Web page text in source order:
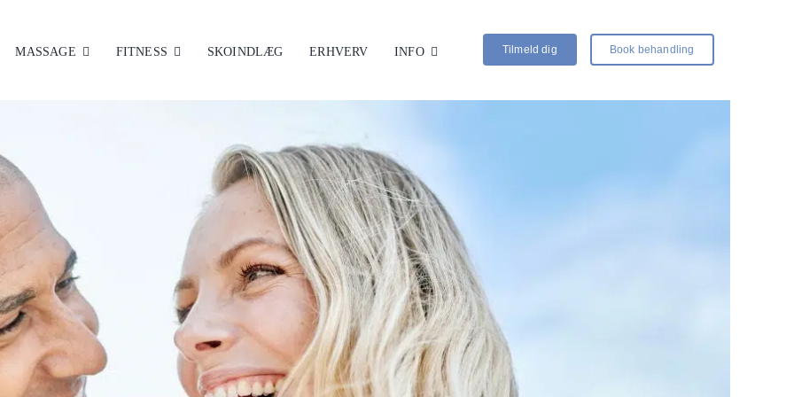
MASSAGE FITNESS SKOINDLÆG ERHVERV INFO Tilmeld dig Book behandling